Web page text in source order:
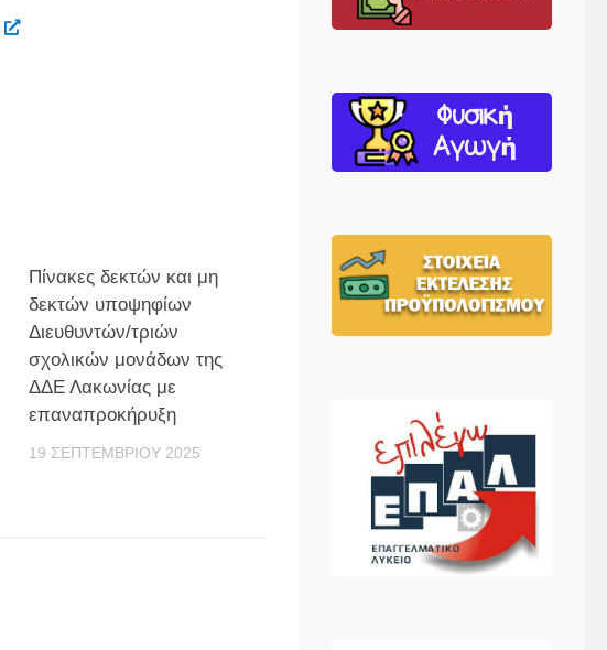
Πίνακες δεκτών και μη
δεκτών υποψηφίων
Διευθυντών/τριών
σχολικών μονάδων της
ΔΔΕ Λακωνίας με
επαναπροκήρυξη
19 ΣΕΠΤΕΜΒΡΊΟΥ 2025